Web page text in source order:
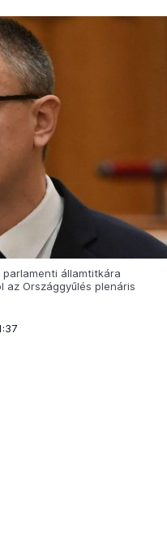
parlamenti államtitkára
Országgyűlés plenáris